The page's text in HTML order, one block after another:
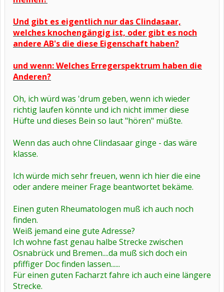
Und gibt es eigentlich nur das Clindasaar,
welches knochengängig ist, oder gibt es noch
andere AB's die diese Eigenschaft haben?
und wenn: Welches Erregerspektrum haben die
Anderen?
Oh, ich würd was 'drum geben, wenn ich wieder
richtig laufen könnte und ich nicht immer diese
Hüfte und dieses Bein so laut "hören" müßte.
Wenn das auch ohne Clindasaar ginge - das wäre
klasse.
Ich würde mich sehr freuen, wenn ich hier die eine
oder andere meiner Frage beantwortet bekäme.
Einen guten Rheumatologen muß ich auch noch
finden.
Weiß jemand eine gute Adresse?
Ich wohne fast genau halbe Strecke zwischen
Osnabrück und Bremen....da muß sich doch ein
pfiffiger Doc finden lassen......
Für einen guten Facharzt fahre ich auch eine längere
Strecke.